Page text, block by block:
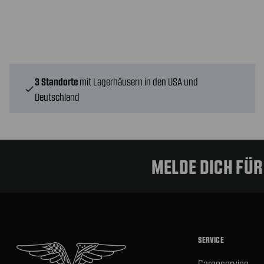
check
3 Standorte mit Lagerhäusern in den USA und
Deutschland
MELDE DICH
SERVICE